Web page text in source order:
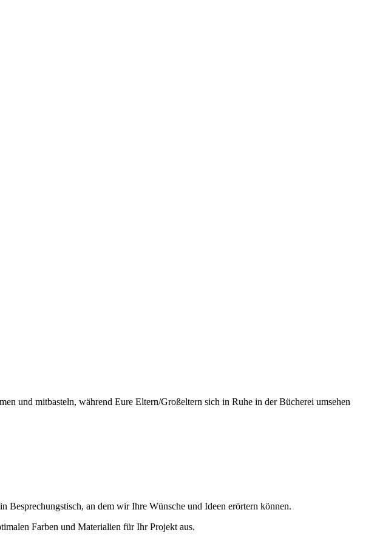
und mitbasteln, während Eure Eltern/Großeltern sich in Ruhe in der Bücherei umsehen
an dem wir Ihre Wünsche und Ideen erörtern können.
Farben und Materialien für Ihr Projekt aus.